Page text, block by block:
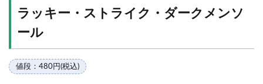
ラッキー・ストライク・ダークメンソ
ール
値段：480円(税込)